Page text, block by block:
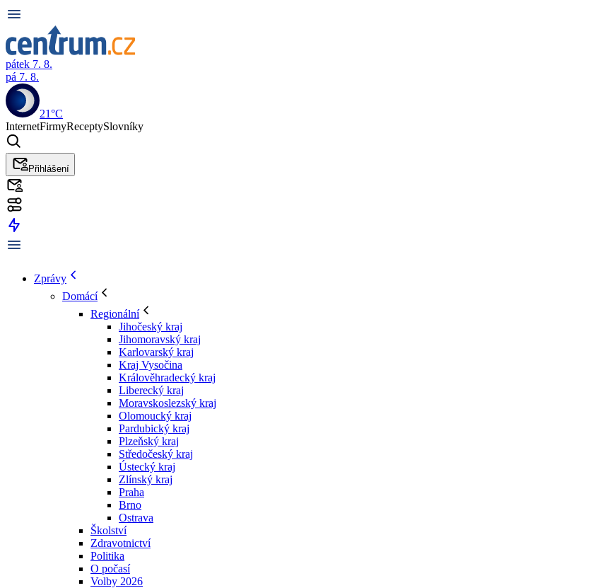
pátek 7. 8.
pá 7. 8.
21°C
InternetFirmyReceptySlovníky
Přihlášení
Zprávy
Domácí
Regionální
Jihočeský kraj
Jihomoravský kraj
Karlovarský kraj
Kraj Vysočina
Králověhradecký kraj
Liberecký kraj
Moravskoslezský kraj
Olomoucký kraj
Pardubický kraj
Plzeňský kraj
Středočeský kraj
Ústecký kraj
Zlínský kraj
Praha
Brno
Ostrava
Školství
Zdravotnictví
Politika
O počasí
Volby 2026